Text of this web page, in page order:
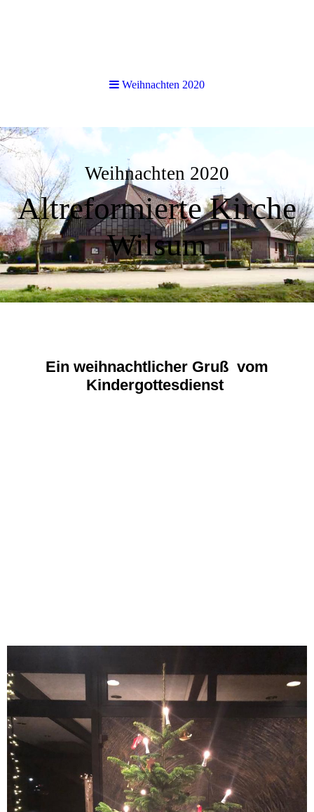
Weihnachten 2020
Altreformierte Kirche
Wilsum
Ein weihnachtlicher Gruß vom
Kindergottesdienst
Weihnachten 2020